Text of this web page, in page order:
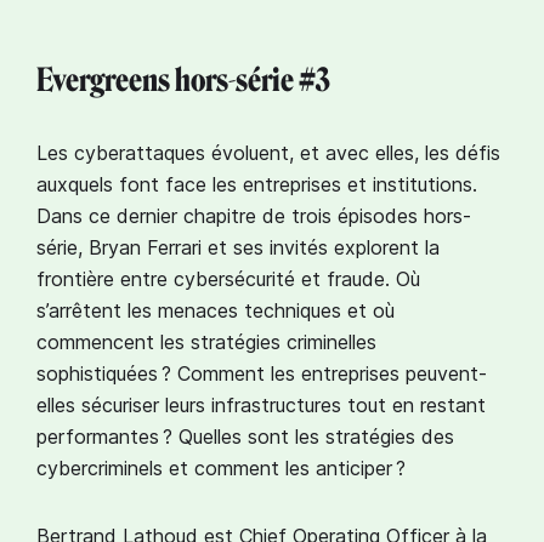
Evergreens hors-série #3
Les cyberattaques évoluent, et avec elles, les défis
auxquels font face les entreprises et institutions.
Dans ce dernier chapitre de trois épisodes hors-
série, Bryan Ferrari et ses invités explorent la
frontière entre cybersécurité et fraude. Où
s’arrêtent les menaces techniques et où
commencent les stratégies criminelles
sophistiquées ? Comment les entreprises peuvent-
elles sécuriser leurs infrastructures tout en restant
performantes ? Quelles sont les stratégies des
cybercriminels et comment les anticiper ?
Bertrand Lathoud est Chief Operating Officer à la